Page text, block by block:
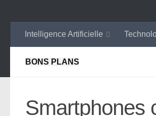
Intelligence Artificielle
BONS PLANS
Smartphones